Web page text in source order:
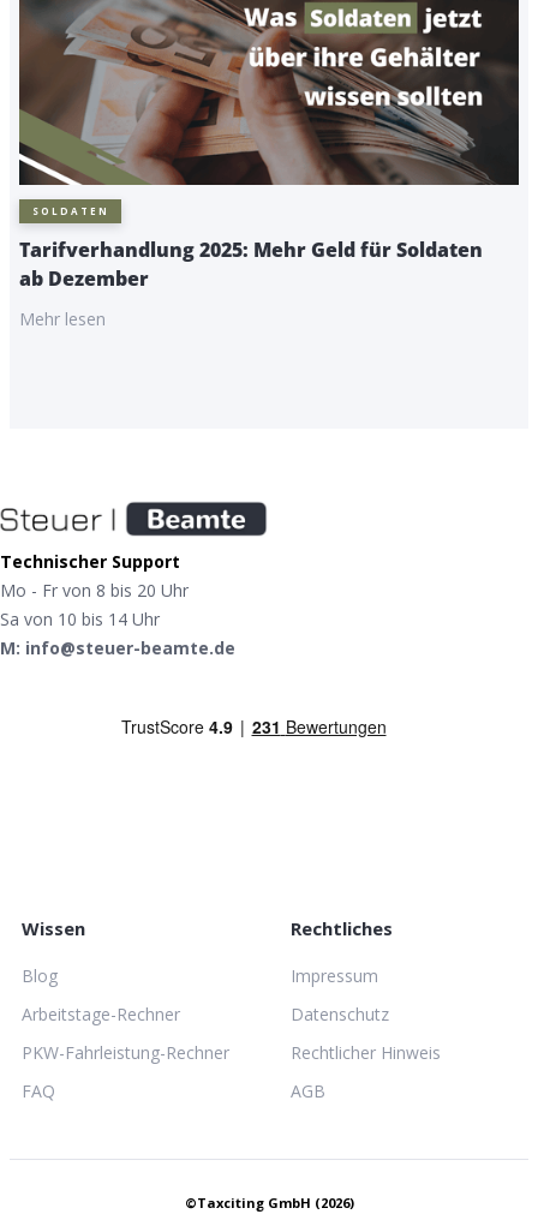
SOLDATEN
Tarifverhandlung 2025: Mehr Geld für Soldaten
ab Dezember
Mehr lesen
Technischer Support
Mo - Fr von 8 bis 20 Uhr
Sa von 10 bis 14 Uhr
M: info@steuer-beamte.de
Wissen
Blog
Arbeitstage-Rechner
PKW-Fahrleistung-Rechner
FAQ
Rechtliches
Impressum
Datenschutz
Rechtlicher Hinweis
AGB
©Taxciting GmbH (2026)